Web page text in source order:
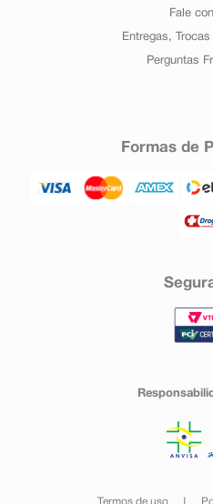
Fale
Entregas,
Perguntas
Formas de
Termos de uso